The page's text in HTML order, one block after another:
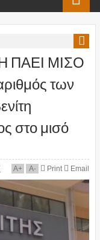
ΠΑΕΙ ΜΙΣΟ
των
στο μισό
A+ A- Print Email